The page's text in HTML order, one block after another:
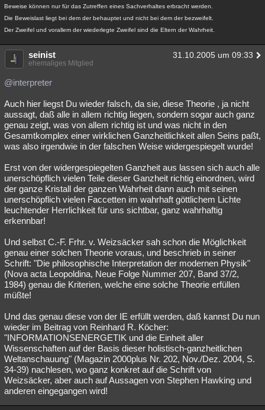
Beweise können nur für das Zutreffen eines Sachverhaltes erbracht werden.
Die Beweislast liegt bei dem der behauptet und nicht bei dem der bezweifelt.
Der Zweifel und vorallem der wiederlegte Zweifel sind die Eltern der Wahrheit.
seinist 31.10.2005 um 09:33
ehemaliges Mitglied
@interpreter
Auch hier liegst Du wieder falsch, da sie, diese Theorie , ja nicht
aussagt, daß alle in allem richtig liegen, sondern sogar auch ganz
genau zeigt, was von allem richtig ist und was nicht in den
Gesamtkomplex einer wirklichen Ganzheitlichkeit allen Seins paßt,
was also irgendwie in der falschen Weise widergespiegelt wurde!
Erst von der widergespiegelten Ganzheit aus lassen sich auch alle
unerschöpflich vielen Teile dieser Ganzheit richtig einordnen, wird
der ganze Kristall der ganzen Wahrheit dann auch mit seinen
unerschöpflich vielen Faccetten im wahrhaft göttlichem Lichte
leuchtender Herrlichkeit für uns sichtbar, ganz wahrhaftig
erkennbar!
Und selbst C.-F. Frhr. v. Weizsäcker sah schon die Möglichkeit
genau einer solchen Theorie voraus, und beschrieb in seiner
Schrift: "Die philosophische Interpretation der modernen Physik"
(Nova acta Leopoldina, Neue Folge Nummer 207, Band 37/2,
1984) genau die Kriterien, welche eine solche Theorie erfüllen
müßte!
Und das genau diese von der IE erfüllt werden, daß kannst Du nun
wieder im Beitrag von Reinhard R. Köcher:
"INFORMATIONSENERGETIK und die Einheit aller
Wissenschaften auf der Basis dieser holistisch-ganzheitlichen
Weltanschauung" (Magazin 2000plus Nr. 202, Nov./Dez. 2004, S.
34-39) nachlesen, wo ganz konkret auf die Schrift von
Weizsäcker, aber auch auf Aussagen von Stephen Hawking und
anderen eingegangen wird!